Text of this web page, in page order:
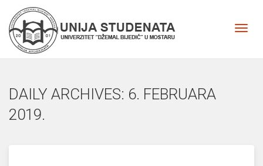
DAILY ARCHIVES: 6. FEBRUARA
2019.